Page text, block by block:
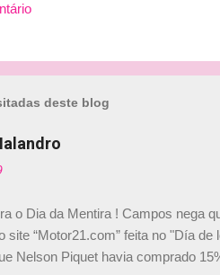
deste blog
o Dia da Mentira ! Campos nega
site “Motor21.com” feita no "Día
Nelson Piquet havia comprado